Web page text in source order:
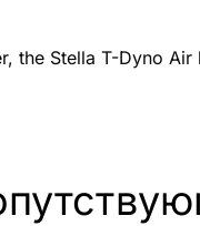
Stella T-Dyno